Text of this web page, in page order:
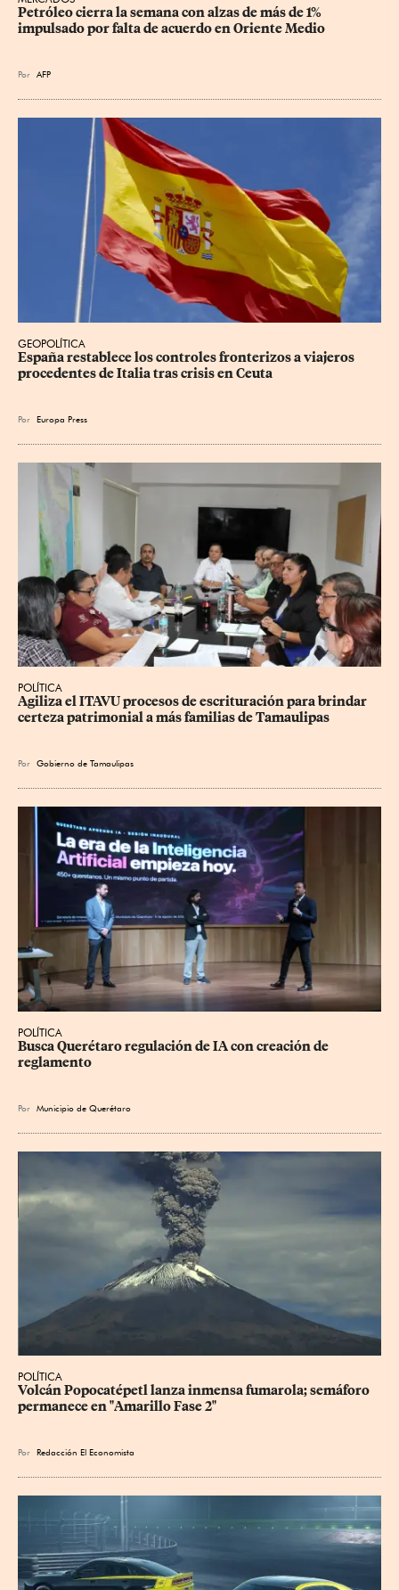
Petróleo cierra la semana con alzas de más de 1%
impulsado por falta de acuerdo en Oriente Medio
Por AFP
GEOPOLÍTICA
España restablece los controles fronterizos a viajeros
procedentes de Italia tras crisis en Ceuta
Por Europa Press
POLÍTICA
Agiliza el ITAVU procesos de escrituración para brindar
certeza patrimonial a más familias de Tamaulipas
Por Gobierno de Tamaulipas
POLÍTICA
Busca Querétaro regulación de IA con creación de
reglamento
Por Municipio de Querétaro
POLÍTICA
Volcán Popocatépetl lanza inmensa fumarola; semáforo
permanece en "Amarillo Fase 2"
Por Redacción El Economista